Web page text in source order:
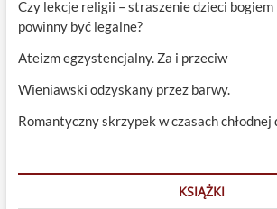
Czy lekcje religii – straszenie dzieci bogiem
powinny być legalne?
Ateizm egzystencjalny. Za i przeciw
Wieniawski odzyskany przez barwy.
Romantyczny skrzypek w czasach chłodnej
KSIĄŻKI